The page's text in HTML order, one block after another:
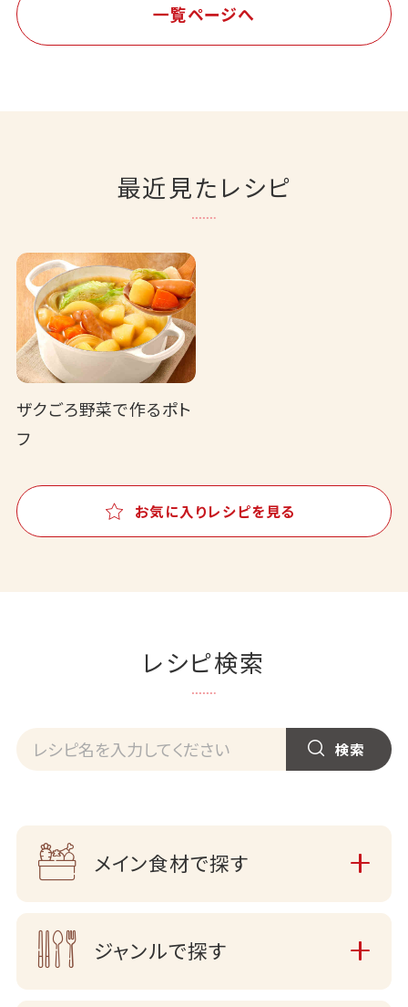
一覧ページへ
最近見たレシピ
ザクごろ野菜で作るポト
フ
お気に入りレシピを見る
レシピ検索
メイン食材で探す
ジャンルで探す